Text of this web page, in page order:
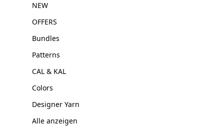
NEW
OFFERS
Bundles
Patterns
CAL & KAL
Colors
Designer Yarn
Alle anzeigen